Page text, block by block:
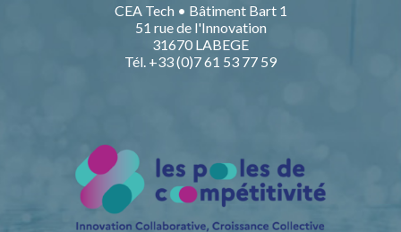
CEA Tech • Bâtiment Bart 1
51 rue de l'Innovation
31670 LABEGE
Tél. +33 (0)7 61 53 77 59